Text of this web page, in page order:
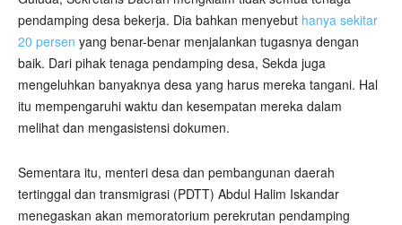
pendamping desa bekerja. Dia bahkan menyebut hanya sekitar
20 persen yang benar-benar menjalankan tugasnya dengan
baik. Dari pihak tenaga pendamping desa, Sekda juga
mengeluhkan banyaknya desa yang harus mereka tangani. Hal
itu mempengaruhi waktu dan kesempatan mereka dalam
melihat dan mengasistensi dokumen.
Sementara itu, menteri desa dan pembangunan daerah
tertinggal dan transmigrasi (PDTT) Abdul Halim Iskandar
menegaskan akan memoratorium perekrutan pendamping